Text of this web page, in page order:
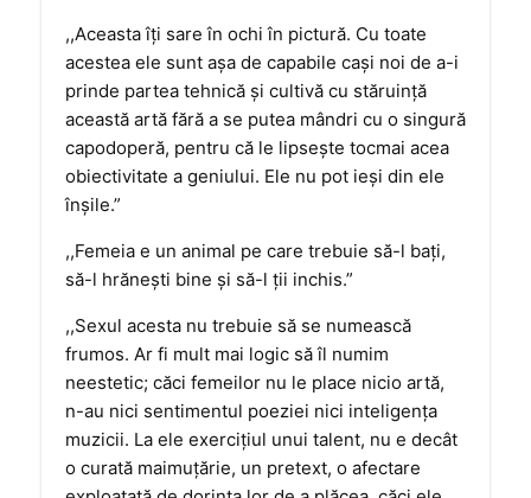
,,Aceasta îţi sare în ochi în pictură. Cu toate
acestea ele sunt aşa de capabile caşi noi de a-i
prinde partea tehnică şi cultivă cu stăruinţă
această artă fără a se putea mândri cu o singură
capodoperă, pentru că le lipseşte tocmai acea
obiectivitate a geniului. Ele nu pot ieşi din ele
înşile.”
,,Femeia e un animal pe care trebuie să-l baţi,
să-l hrăneşti bine şi să-l ţii inchis.”
,,Sexul acesta nu trebuie să se numească
frumos. Ar fi mult mai logic să îl numim
neestetic; căci femeilor nu le place nicio artă,
n-au nici sentimentul poeziei nici inteligenţa
muzicii. La ele exerciţiul unui talent, nu e decât
o curată maimuţărie, un pretext, o afectare